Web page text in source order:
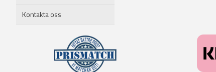
Kontakta oss